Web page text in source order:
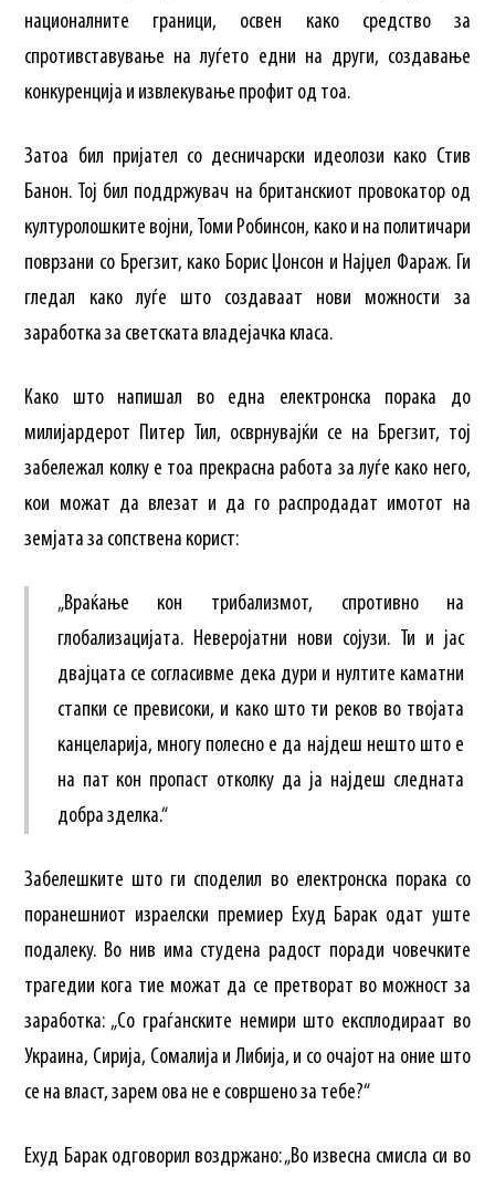
националните граници, освен како средство за
спротивставување на луѓето едни на други, создавање
конкуренција и извлекување профит од тоа.
Затоа бил пријател со десничарски идеолози како Стив
Банон. Тој бил поддржувач на британскиот провокатор од
културолошките војни, Томи Робинсон, како и на политичари
поврзани со Брегзит, како Борис Џонсон и Најџел Фараж. Ги
гледал како луѓе што создаваат нови можности за
заработка за светската владејачка класа.
Како што напишал во една електронска порака до
милијардерот Питер Тил, осврнувајќи се на Брегзит, тој
забележал колку е тоа прекрасна работа за луѓе како него,
кои можат да влезат и да го распродадат имотот на
земјата за сопствена корист:
„Враќање кон трибализмот, спротивно на
глобализацијата. Неверојатни нови сојузи. Ти и јас
двајцата се согласивме дека дури и нултите каматни
стапки се превисоки, и како што ти реков во твојата
канцеларија, многу полесно е да најдеш нешто што е
на пат кон пропаст отколку да ја најдеш следната
добра зделка.“
Забелешките што ги споделил во електронска порака со
поранешниот израелски премиер Ехуд Барак одат уште
подалеку. Во нив има студена радост поради човечките
трагедии кога тие можат да се претворат во можност за
заработка: „Со граѓанските немири што експлодираат во
Украина, Сирија, Сомалија и Либија, и со очајот на оние што
се на власт, зарем ова не е совршено за тебе?“
Ехуд Барак одговорил воздржано: „Во извесна смисла си во